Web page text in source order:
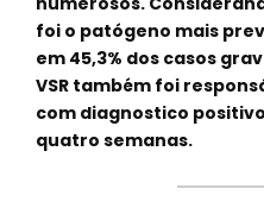
foi o patógeno mais
em 45,3% dos casos
VSR também foi
com diagnostico
quatro semanas.